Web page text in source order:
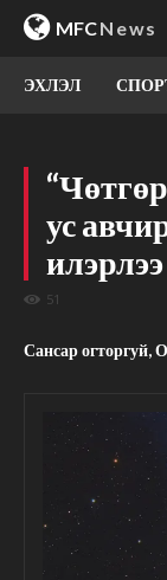
MFCNews
ЭХЛЭЛ
ус
илэрлээ
51
Сансар огторгуй,